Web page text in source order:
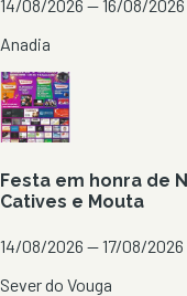
14/08/2026 — 16/08/2026
Anadia
Festa em honra de
Catives e Mouta
14/08/2026 — 17/08/2026
Sever do Vouga